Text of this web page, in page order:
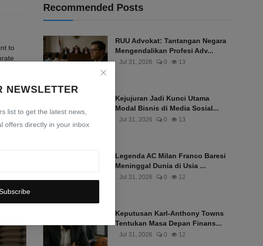
NEWSLETTER
list to get the latest news,
offers directly in your inbox
to
Recommended Posts
RUU Advokat: Tantangan Negara
Mengendalikan Profesi Adv...
Jul 31, 2026 0 13
Kejujuran Jadi Kunci Utama
Modal Bisnis di Media Sosial...
Jul 31, 2026 0 13
Legenda AC Milan Franco Baresi
Meninggal Dunia di Usia ...
Jul 31, 2026 0 12
Keputusan Karl-Anthony Towns
Tentukan Masa Depan Finans...
Jul 31, 2026 0 12